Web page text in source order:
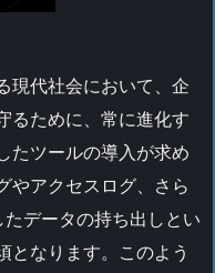
現代社会において、企
るために、常に進化す
たツールの導入が求め
やアクセスログ、さら
データの持ち出しとい
となります。このよう